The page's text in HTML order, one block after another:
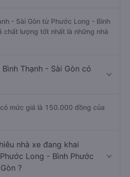
- Sài Gòn từ Phước Long - Bình
chất lượng tốt nhất là những nhà
Thạnh - Sài Gòn có
mức giá là 150.000 đồng của
nhà xe đang khai
Long - Bình Phước
?